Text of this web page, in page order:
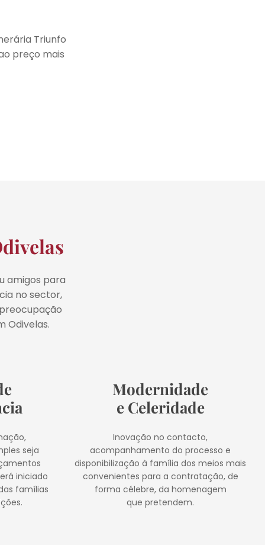
Triunfo
preço mais
amigos para
no sector,
Odivelas.
seja
iniciado
famílias
Modernidade
e Celeridade
Inovação no contacto,
acompanhamento do processo e
disponibilização à família dos meios mais
convenientes para a contratação, de
forma célebre, da homenagem
que pretendem.